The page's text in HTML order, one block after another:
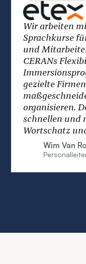
Mit CERAN
Training für
eingeführt.
dabei, Inhalt,
die lokalen
anzupassen.
verstärkt die
Standards
konkreten,
Instrumenten
Colas